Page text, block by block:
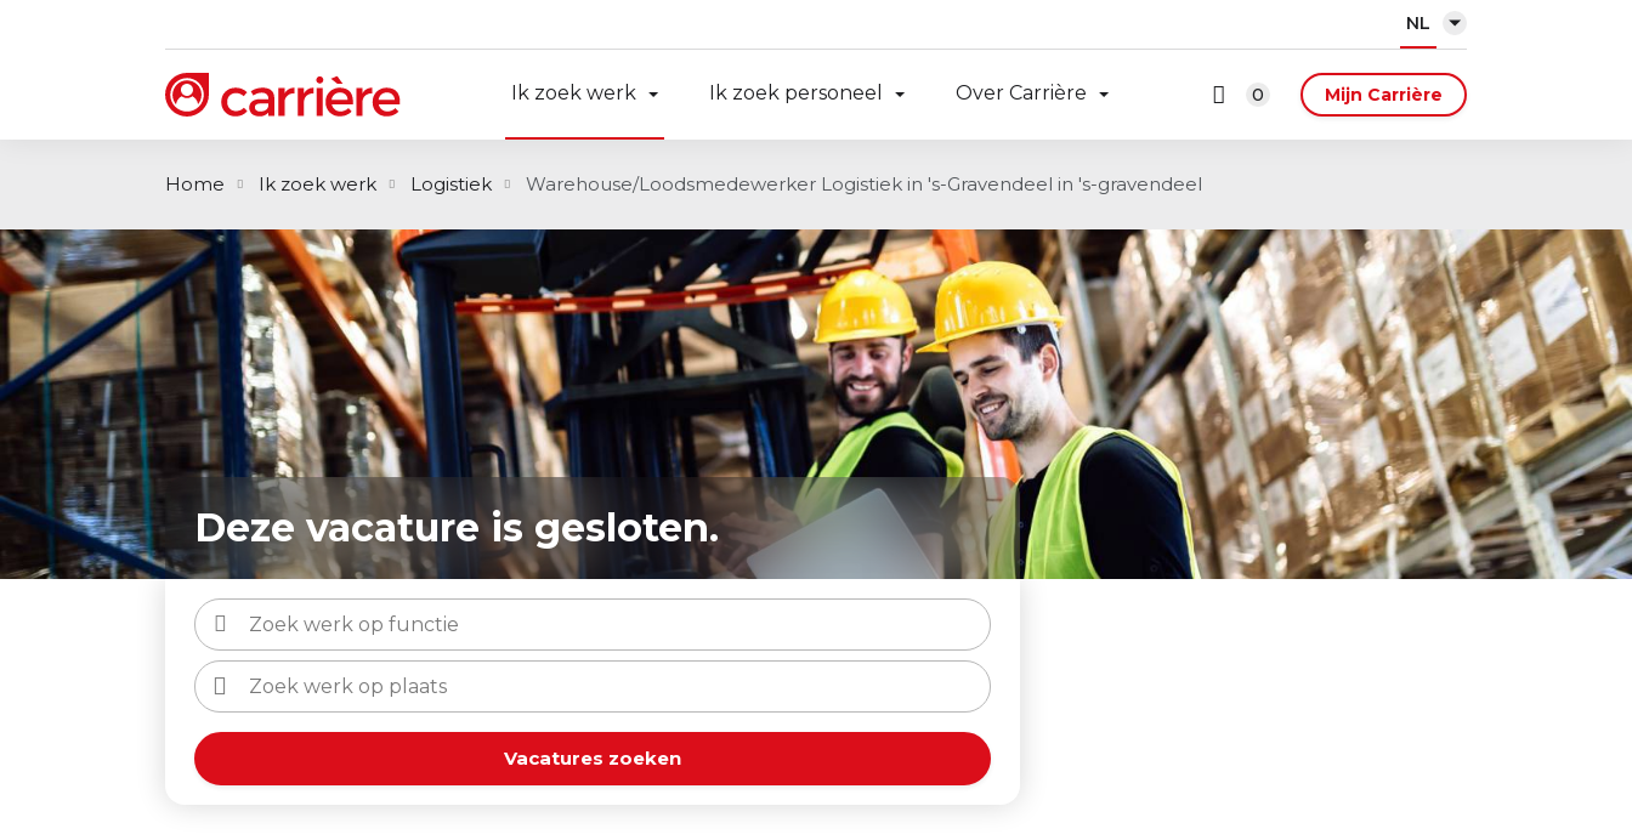
NL
Ik zoek werk Ik zoek personeel Over Carrière 0 Mijn Carrière
Home Ik zoek werk Logistiek Warehouse/Loodsmedewerker Logistiek in 's-Gravendeel in 's-gravendeel
Deze vacature is gesloten.
Vacatures zoeken